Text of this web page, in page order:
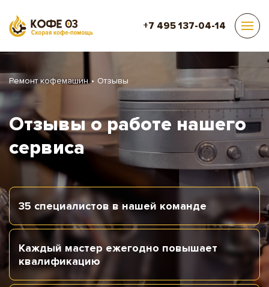
+7 495 137-04-14
Ремонт кофемашин Отзывы
Отзывы о работе нашего
сервиса
35 специалистовв нашей команде
Каждый мастережегодно повышает
квалификацию